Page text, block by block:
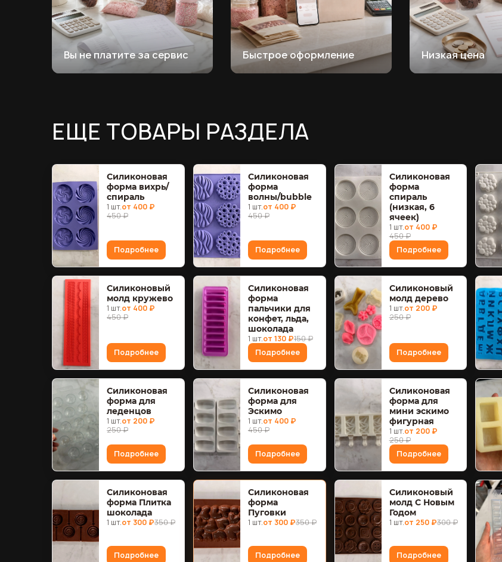
Вы не платите за сервис Быстрое оформление Низкая цена
ЕЩЕ ТОВАРЫ РАЗДЕЛА
Силиконовая
форма вихрь/
спираль
1 шт.от 400 ₽
450 ₽
Подробнее
Силиконовая
форма
волны/bubble
1 шт.от 400 ₽
450 ₽
Подробнее
Силиконовая
форма
спираль
(низкая, 6
ячеек)
1 шт.от 400 ₽
450 ₽
Подробнее
Силиконовый
молд кружево
1 шт.от 400 ₽
450 ₽
Подробнее
Силиконовая
форма
пальчики для
конфет, льда,
шоколада
1 шт.от 130 ₽150 ₽
Подробнее
Силиконовый
молд дерево
1 шт.от 200 ₽
250 ₽
Подробнее
Силиконовая
форма для
леденцов
1 шт.от 200 ₽
250 ₽
Подробнее
Силиконовая
форма для
Эскимо
1 шт.от 400 ₽
450 ₽
Подробнее
Силиконовая
форма для
мини эскимо
фигурная
1 шт.от 200 ₽
250 ₽
Подробнее
Силиконовая
форма Плитка
шоколада
1 шт.от 300 ₽350 ₽
Подробнее
Силиконовая
форма
Пуговки
1 шт.от 300 ₽350 ₽
Подробнее
Силиконовый
молд С Новым
Годом
1 шт.от 250 ₽300 ₽
Подробнее